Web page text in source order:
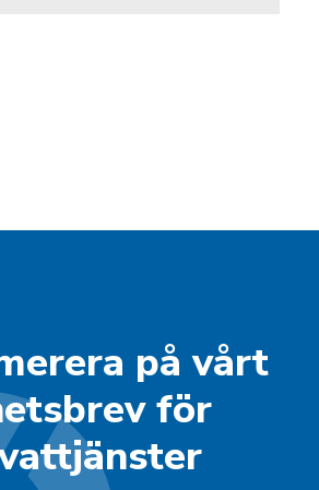
på vårt
för